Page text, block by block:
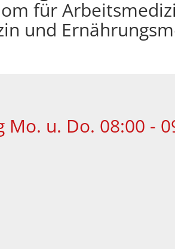
für
und
u. Do. 08:00 -